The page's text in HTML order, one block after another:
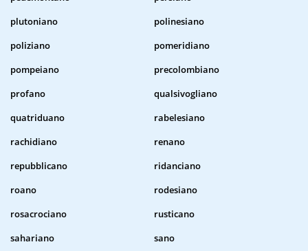
plutoniano
polinesiano
poliziano
pomeridiano
pompeiano
precolombiano
profano
qualsivogliano
quatriduano
rabelesiano
rachidiano
renano
repubblicano
ridanciano
roano
rodesiano
rosacrociano
rusticano
sahariano
sano